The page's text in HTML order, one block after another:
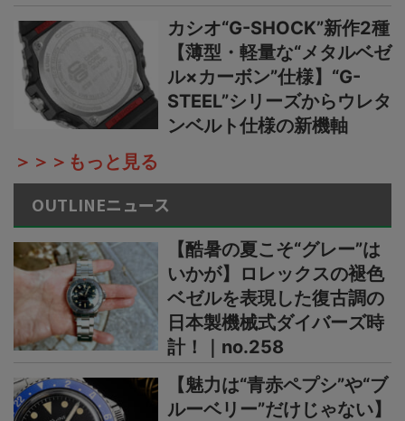
カシオ“G-SHOCK”新作2種
【薄型・軽量な“メタルベゼ
ル×カーボン”仕様】“G-
STEEL”シリーズからウレタ
ンベルト仕様の新機軸
＞＞＞もっと見る
OUTLINEニュース
【酷暑の夏こそ“グレー”は
いかが】ロレックスの褪色
ベゼルを表現した復古調の
日本製機械式ダイバーズ時
計！｜no.258
【魅力は“青赤ペプシ”や“ブ
ルーベリー”だけじゃない】